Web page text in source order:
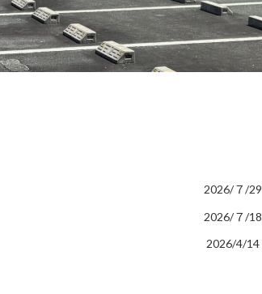
2026/７/29
2026/７/18
2026/4/14